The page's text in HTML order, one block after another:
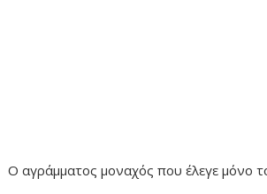
Ο αγράμματος μοναχός που έλεγε μόνο